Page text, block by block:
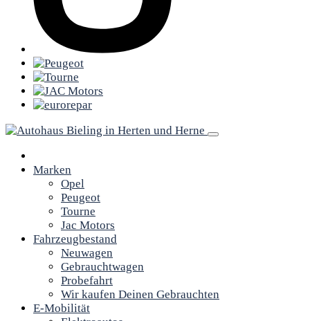
Marken
Opel
Peugeot
Tourne
Jac Motors
Fahrzeugbestand
Neuwagen
Gebrauchtwagen
Probefahrt
Wir kaufen Deinen Gebrauchten
E-Mobilität